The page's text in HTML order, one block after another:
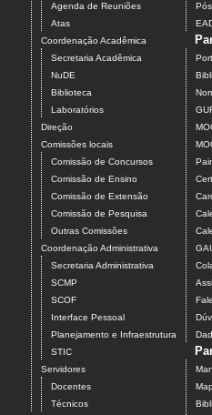
Agenda de Reuniões
Atas
Coordenação Acadêmica
Secretaria Acadêmica
NuDE
Biblioteca
Laboratórios
Direção
Comissões locais
Comissão de Concursos
Comissão de Ensino
Comissão de Extensão
Comissão de Pesquisa
Outras Comissões
Coordenação Administrativa
Secretaria Administrativa
SCMP
SCOF
Interface Pessoal
Planejamento e Infraestrutura
STIC
Servidores
Docentes
Técnicos